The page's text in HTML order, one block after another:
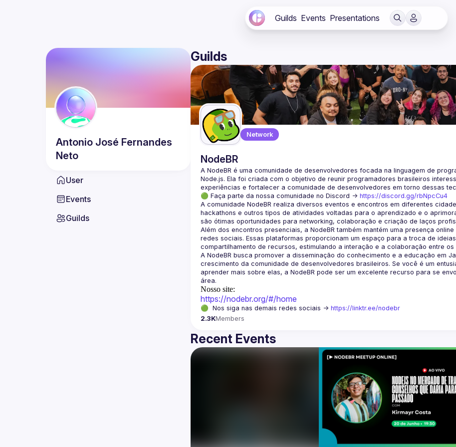
Guilds Events Presentations
Antonio José Fernandes
Neto
User
Events
Guilds
Guilds
Network
NodeBR
A NodeBR é uma comunidade de desenvolvedores focada na linguagem de
Node.js. Ela foi criada com o objetivo de reunir programadores brasileiros
🟢 Faça parte da nossa comunidade no Discord -> https://discord.gg/rbNpcCu4
A comunidade NodeBR realiza diversos eventos e encontros em diferentes
hackathons e outros tipos de atividades voltadas para o aprendizado e o
Além dos encontros presenciais, a NodeBR também mantém uma presença
redes sociais. Essas plataformas proporcionam um espaço para a troca de
A NodeBR busca promover a disseminação do conhecimento e a educação em
crescimento da comunidade de desenvolvedores brasileiros. Se você é um
aprender mais sobre elas, a NodeBR pode ser um excelente recurso para se
Nosso site:
https://nodebr.org/#/home
🟢  Nos siga nas demais redes sociais -> https://linktr.ee/nodebr
2.3KMembers
Recent Events